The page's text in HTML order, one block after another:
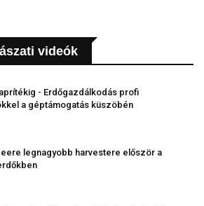
videók
- Erdőgazdálkodás profi
a géptámogatás küszöbén
legnagyobb harvestere először a